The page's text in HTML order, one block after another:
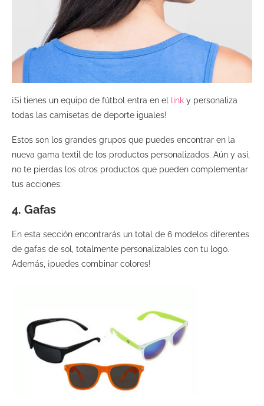
¡Si tienes un equipo de fútbol entra en el link y personaliza
todas las camisetas de deporte iguales!
Estos son los grandes grupos que puedes encontrar en la
nueva gama textil de los productos personalizados. Aún y así,
no te pierdas los otros productos que pueden complementar
tus acciones:
4. Gafas
En esta sección encontrarás un total de 6 modelos diferentes
de gafas de sol, totalmente personalizables con tu logo.
Además, ¡puedes combinar colores!